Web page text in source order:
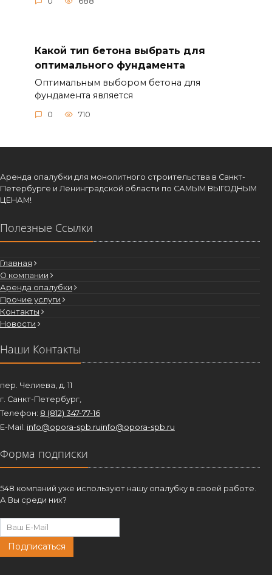
Какой тип бетона выбрать для
оптимального фундамента
Оптимальным выбором бетона для
фундамента является
0 710
Аренда опалубки для монолитного строительства в Санкт-
Петербурге и Ленинградской области по САМЫМ ВЫГОДНЫМ
ЦЕНАМ!
Полезные Ссылки
Главная
О компании
Аренда опалубки
Прочие услуги
Контакты
Новости
Наши Контакты
пер. Челиева, д. 11
г. Санкт-Петербург,
Телефон: 8 (812) 347-77-16
E-Mail: info@opora-spb.ruinfo@opora-spb.ru
Форма подписки
548 компаний уже используют нашу опалубку в своей работе.
А Вы среди них?
Подписаться